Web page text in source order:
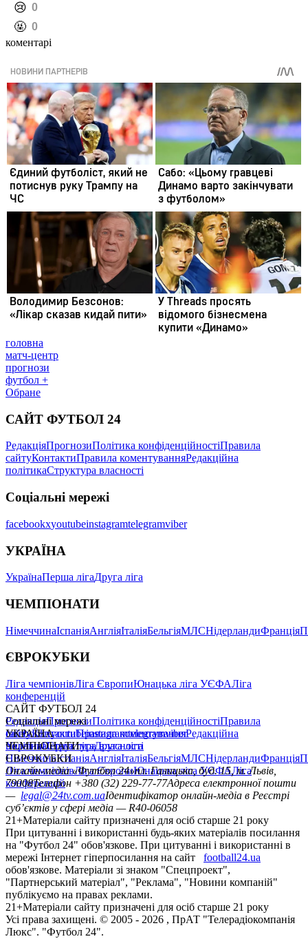
️😢 0
️🤬 0
коментарі
головна
матч-центр
прогнози
футбол +
Обране
САЙТ ФУТБОЛ 24
РедакціяПрогнозиПолітика конфіденційностіПравила
сайтуКонтактиПравила коментуванняРедакційна
політикаСтруктура власності
Соціальні мережі
facebookxyoutubeinstagramtelegramviber
УКРАЇНА
УкраїнаПерша лігаДруга ліга
ЧЕМПІОНАТИ
НімеччинаІспаніяАнгліяІталіяБельгіяМЛСНідерландиФранція
ЄВРОКУБКИ
Ліга чемпіонівЛіга ЄвропиЮнацька ліга УЄФАЛіга
конференцій
САЙТ ФУТБОЛ 24
РедакціяПрогнозиПолітика конфіденційностіПравила
сайтуКонтактиПравила коментуванняРедакційна
політикаСтруктура власності
Соціальні мережі
facebookxyoutubeinstagramtelegramviber
УКРАЇНА
УкраїнаПерша лігаДруга ліга
ЧЕМПІОНАТИ
НімеччинаІспаніяАнгліяІталіяБельгіяМЛСНідерландиФранція
ЄВРОКУБКИ
Ліга чемпіонівЛіга ЄвропиЮнацька ліга УЄФАЛіга
конференцій
Онлайн-медіа «Футбол 24»пл. Галицька, буд. 15, м. Львів,
79008Телефон +380 (32) 229-77-77Адреса електронної пошти
— legal@24tv.com.uaІдентифікатор онлайн-медіа в Реєстрі
суб’єктів у сфері медіа — R40-06058
21+Матеріали сайту призначені для осіб старше 21 року
При цитуванні і використанні будь-яких матеріалів посилання
на "Футбол 24" обов'язкове. При цитуванні і використанні в
мережі Інтернет гіперпосилання на сайт
football24.ua
обов'язкове. Матеріали зі знаком "Спецпроект",
"Партнерський матеріал", "Реклама", "Новини компаній"
публікуємо на правах реклами.
21+Матеріали сайту призначені для осіб старше 21 року
Усi права захищенi. © 2005 - 2026 , ПрАТ "Телерадіокомпанія
Люкс". "Футбол 24".